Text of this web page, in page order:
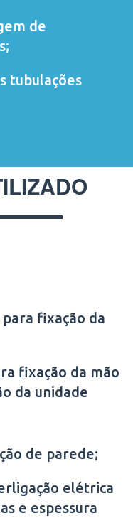
de
tubulações
fixação da
fixação da mão
da unidade
de parede;
elétrica
e espessura